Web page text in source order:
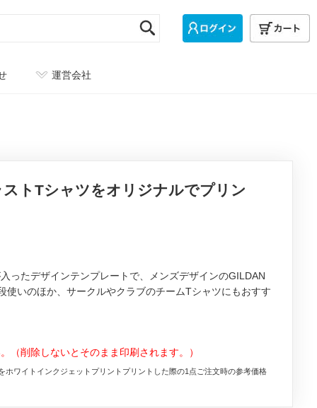
運営会社
トTシャツをオリジナルでプリン
ったデザインテンプレートで、メンズデザインのGILDAN
いのほか、サークルやクラブのチームTシャツにもおすす
（削除しないとそのまま印刷されます。）
ワイトインクジェットプリントプリントした際の1点ご注文時の参考価格